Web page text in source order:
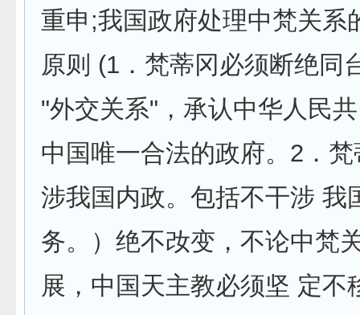
重申;我国政府处理中梵关系
原则 (1．梵蒂冈必须断绝同
"外交关系"，承认中华人民
中国唯一合法的政府。2．
涉我国内政。包括不干涉 我
务。）绝不妀变，不论中梵
展，中国天主教必须坚 定不